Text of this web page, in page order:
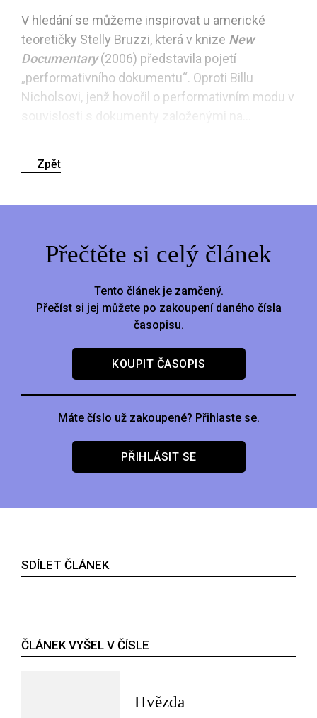
V hledání se můžeme inspirovat u americké
teoretičky Stelly Bruzzi, která v knize New
Documentary (2006) představila pojetí
„performativního dokumentu“. Oproti Billu
Nicholsovi, jenž hovořil o performativním modu v
Zpět
Přečtěte si celý článek
Tento článek je zamčený.
Přečíst si jej můžete po zakoupení daného čísla
časopisu.
KOUPIT ČASOPIS
Máte číslo už zakoupené? Přihlaste se.
PŘIHLÁSIT SE
SDÍLET ČLÁNEK
ČLÁNEK VYŠEL V ČÍSLE
Hvězda